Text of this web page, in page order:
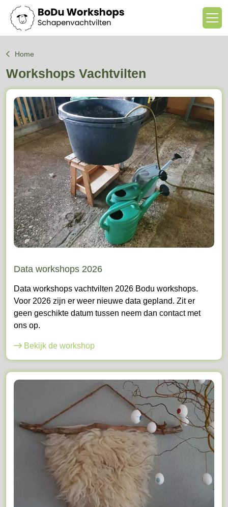
Home
Workshops Vachtvilten
Data workshops 2026
Data workshops vachtvilten 2026 Bodu workshops.
Voor 2026 zijn er weer nieuwe data gepland. Zit er
geen geschikte datum tussen neem dan contact met
ons op.
Bekijk de workshop